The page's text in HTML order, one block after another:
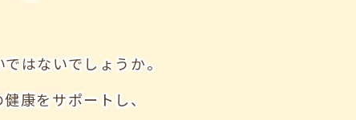
はないでしょうか。
康をサポートし、